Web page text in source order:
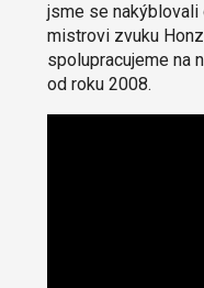
jsme se nakýblovali
mistrovi zvuku
spolupracujeme na
od roku 2008.